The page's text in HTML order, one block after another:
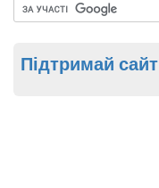
Підтримай сайт